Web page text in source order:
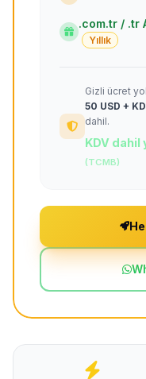
.com.tr / .tr
Yıllık
Gizli ücret
50 USD +
dahil.
KDV dahil
(TCMB)